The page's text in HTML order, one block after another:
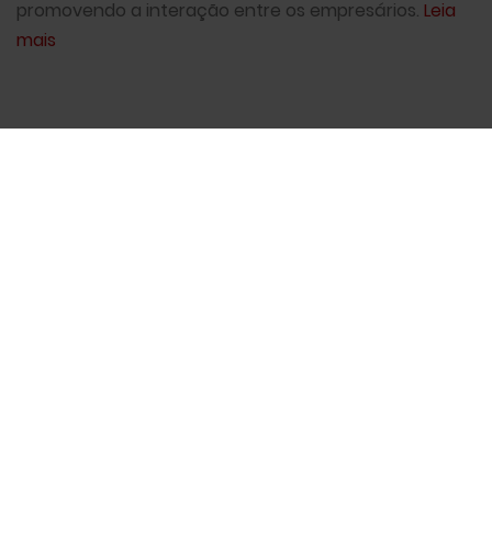
promovendo a interação entre os empresários. Leia
mais